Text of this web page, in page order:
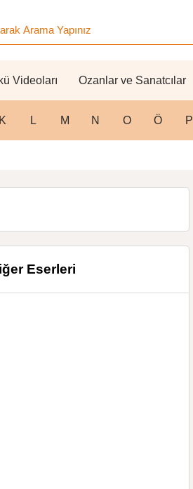
Videoları Ozanlar ve Sanatcılar
K L M N O Ö P
Eserleri